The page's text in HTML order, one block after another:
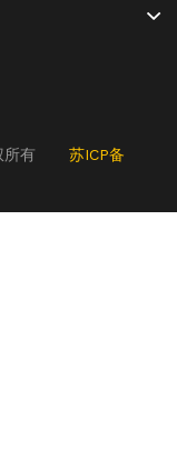
权所有 苏ICP备